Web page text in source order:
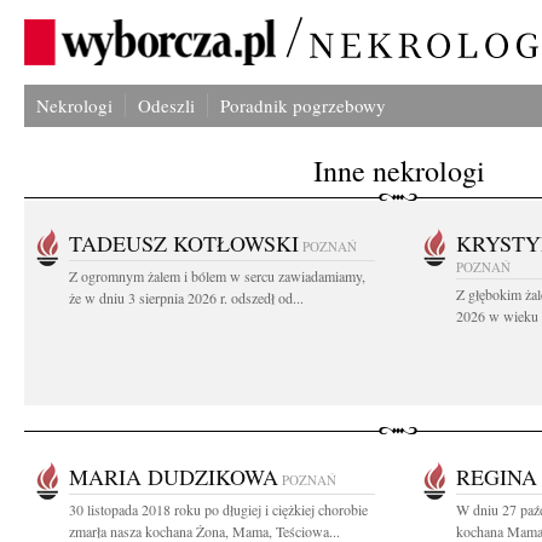
Nekrologi Odeszli Poradnik pogrzebowy
Inne nekrologi
TADEUSZ KOTŁOWSKI POZNAŃ
Z ogromnym żalem i bólem w sercu zawiadamiamy,
że w dniu 3 sierpnia 2026 r. odszedł od...
POZNAŃ
Z głębokim
2026 w wieku
MARIA DUDZIKOWA POZNAŃ
30 listopada 2018 roku po długiej i ciężkiej chorobie
zmarła nasza kochana Żona, Mama, Teściowa...
REGINA
W dniu 27
kochana